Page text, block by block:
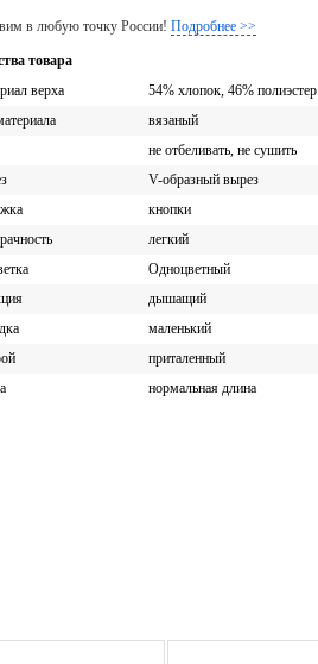
в любую точку России! Подробнее >>
товара
верха
54% хлопок, 46% полиэстер
вязаный
не отбеливать, не сушить
V-образный вырез
кнопки
легкий
Одноцветный
дышащий
маленький
приталенный
нормальная длина